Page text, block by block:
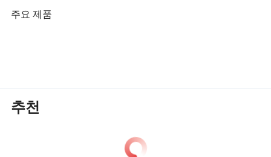
주요 제품
추천